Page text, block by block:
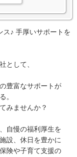
ス♪ 手厚いサポートを
として、
豊富なサポートが
。
みませんか？
自慢の福利厚生を
設、休日を豊かに
険や子育て支援の